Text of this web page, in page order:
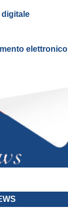
digitale
elettronico